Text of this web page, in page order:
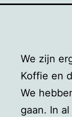
We zijn
Koffie en
We
gaan. In